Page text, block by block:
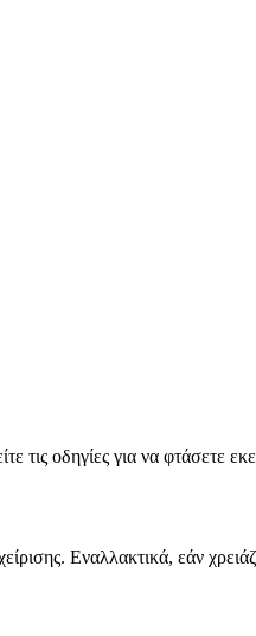
τις οδηγίες για να φτάσετε
Εναλλακτικά, εάν